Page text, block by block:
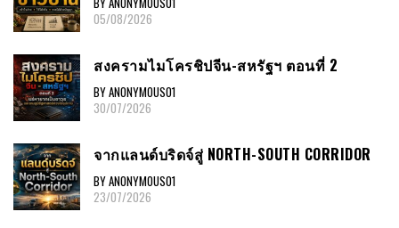
05/08/2026
สงครามไมโครชิปจีน-สหรัฐฯ ตอนที่ 2
BY ANONYMOUS01
30/07/2026
จากแลนด์บริดจ์สู่ NORTH-SOUTH CORRIDOR
BY ANONYMOUS01
23/07/2026